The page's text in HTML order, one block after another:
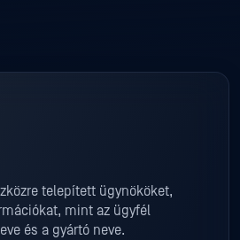
telepített ügynököket,
mint az ügyfél
és a gyártó neve.